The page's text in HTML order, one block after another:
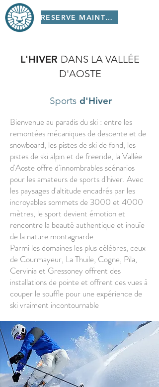
RESERVE MAINTENANT!
L'HIVER DANS LA VALLÉE
D'AOSTE
Sportsd'Hiver
Bienvenue au paradis du ski : entre les
remontées mécaniques de descente et de
snowboard, les pistes de ski de fond, les
pistes de ski alpin et de freeride, la Vallée
d'Aoste offre d'innombrables scénarios
pour les amateurs de sports d'hiver. Avec
les paysages d'altitude encadrés par les
incroyables sommets de 3000 et 4000
mètres, le sport devient émotion et
rencontre la beauté authentique et inouïe
de la nature montagnarde.
Parmi les domaines les plus célèbres, ceux
de Courmayeur, La Thuile, Cogne, Pila,
Cervinia et Gressoney offrent des
installations de pointe et offrent des vues à
couper le souffle pour une expérience de
ski vraiment incontournable